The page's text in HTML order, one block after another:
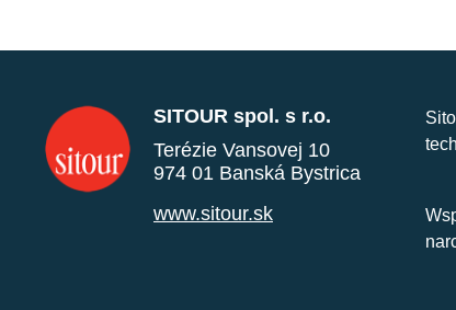
SITOUR spol. s r.o.
Terézie Vansovej 10
974 01 Banská Bystrica
www.sitour.sk